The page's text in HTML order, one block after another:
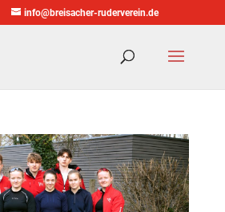
info@breisacher-ruderverein.de